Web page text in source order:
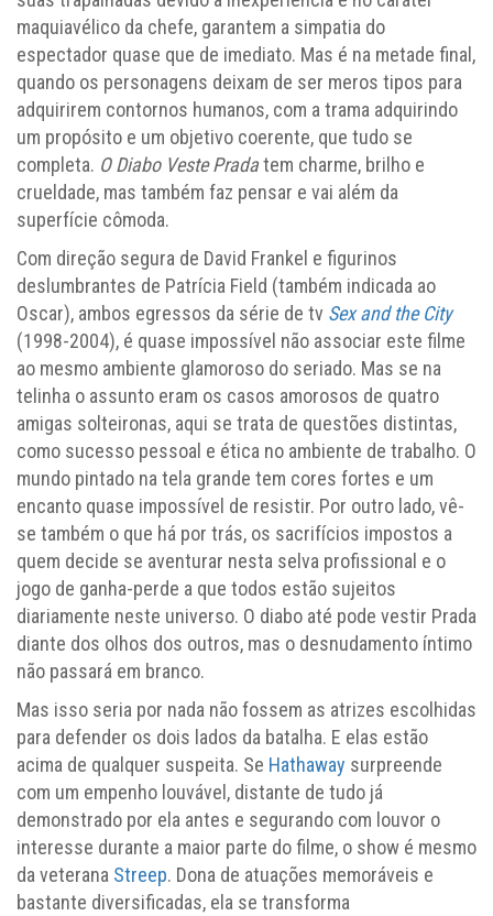
maquiavélico da chefe, garantem a simpatia do
espectador quase que de imediato. Mas é na metade final,
quando os personagens deixam de ser meros tipos para
adquirirem contornos humanos, com a trama adquirindo
um propósito e um objetivo coerente, que tudo se
completa. O Diabo Veste Pradatem charme, brilho e
crueldade, mas também faz pensar e vai além da
superfície cômoda.
Com direção segura de David Frankel e figurinos
deslumbrantes de Patrícia Field (também indicada ao
Oscar), ambos egressos da série de tv Sex and the City
(1998-2004), é quase impossível não associar este filme
ao mesmo ambiente glamoroso do seriado. Mas se na
telinha o assunto eram os casos amorosos de quatro
amigas solteironas, aqui se trata de questões distintas,
como sucesso pessoal e ética no ambiente de trabalho. O
mundo pintado na tela grande tem cores fortes e um
encanto quase impossível de resistir. Por outro lado, vê-
se também o que há por trás, os sacrifícios impostos a
quem decide se aventurar nesta selva profissional e o
jogo de ganha-perde a que todos estão sujeitos
diariamente neste universo. O diabo até pode vestir Prada
diante dos olhos dos outros, mas o desnudamento íntimo
não passará em branco.
Mas isso seria por nada não fossem as atrizes escolhidas
para defender os dois lados da batalha. E elas estão
acima de qualquer suspeita. Se Hathaway surpreende
com um empenho louvável, distante de tudo já
demonstrado por ela antes e segurando com louvor o
interesse durante a maior parte do filme, o show é mesmo
da veterana Streep. Dona de atuações memoráveis e
bastante diversificadas, ela se transforma